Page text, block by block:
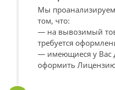
Мы
том, что:
— на вывозимый
требуется
— имеющиеся у Вас
оформить